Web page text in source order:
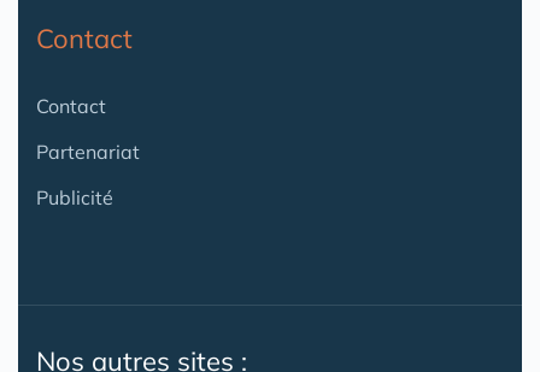
Contact
Contact
Partenariat
Publicité
Nos autres sites :